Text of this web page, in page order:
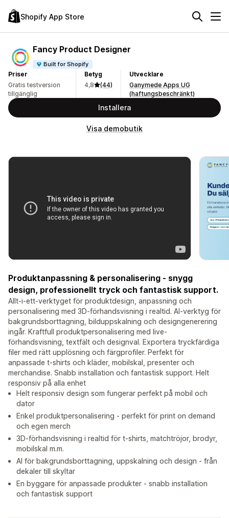
Shopify App Store
Fancy Product Designer
Built for Shopify
Priser
Gratis testversion
tillgänglig
Betyg
4,8
(44)
Utvecklare
Ganymede Apps UG
(haftungsbeschränkt)
Installera
Visa demobutik
Produktanpassning & personalisering - snygg
design, professionellt tryck och fantastisk support.
Allt-i-ett-verktyget för produktdesign, anpassning och
personalisering med 3D-förhandsvisning i realtid. AI-verktyg för
bakgrundsborttagning, bilduppskalning och designgenerering
ingår. Kraftfull produktpersonalisering med live-
förhandsvisning, textfält och designval. Exportera tryckfärdiga
filer med rätt upplösning och färgprofiler. Perfekt för
anpassade t-shirts och kläder, mobilskal, presenter och
merchandise. Snabb installation och fantastisk support. Helt
responsiv på alla enhet
Helt responsiv design som fungerar perfekt på mobil och
dator
Enkel produktpersonalisering - perfekt för print on demand
och egen merch
3D-förhandsvisning i realtid för t-shirts, matchtröjor, brodyr,
mobilskal m.m.
AI för bakgrundsborttagning, uppskalning och design - från
dekaler till skyltar
En byggare för anpassade produkter - snabb installation
och fantastisk support